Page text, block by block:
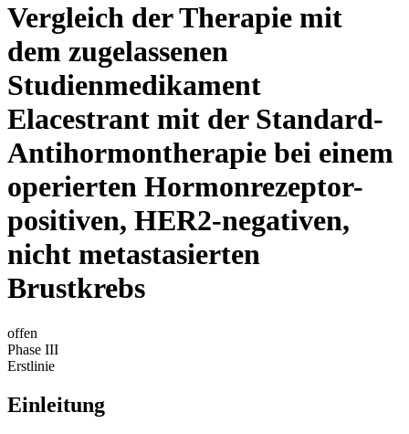
Vergleich der Therapie mit
dem zugelassenen
Studienmedikament
Elacestrant mit der Standard-
Antihormontherapie bei einem
operierten Hormonrezeptor-
positiven, HER2-negativen,
nicht metastasierten
Brustkrebs
offen
Phase III
Erstlinie
Einleitung